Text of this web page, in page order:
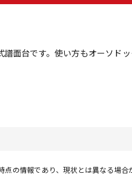
面台です。使い方もオーソド
の情報であり、現状とは異なる場合